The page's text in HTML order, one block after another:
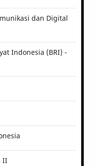
dan Digital
Indonesia (BRI) -
II